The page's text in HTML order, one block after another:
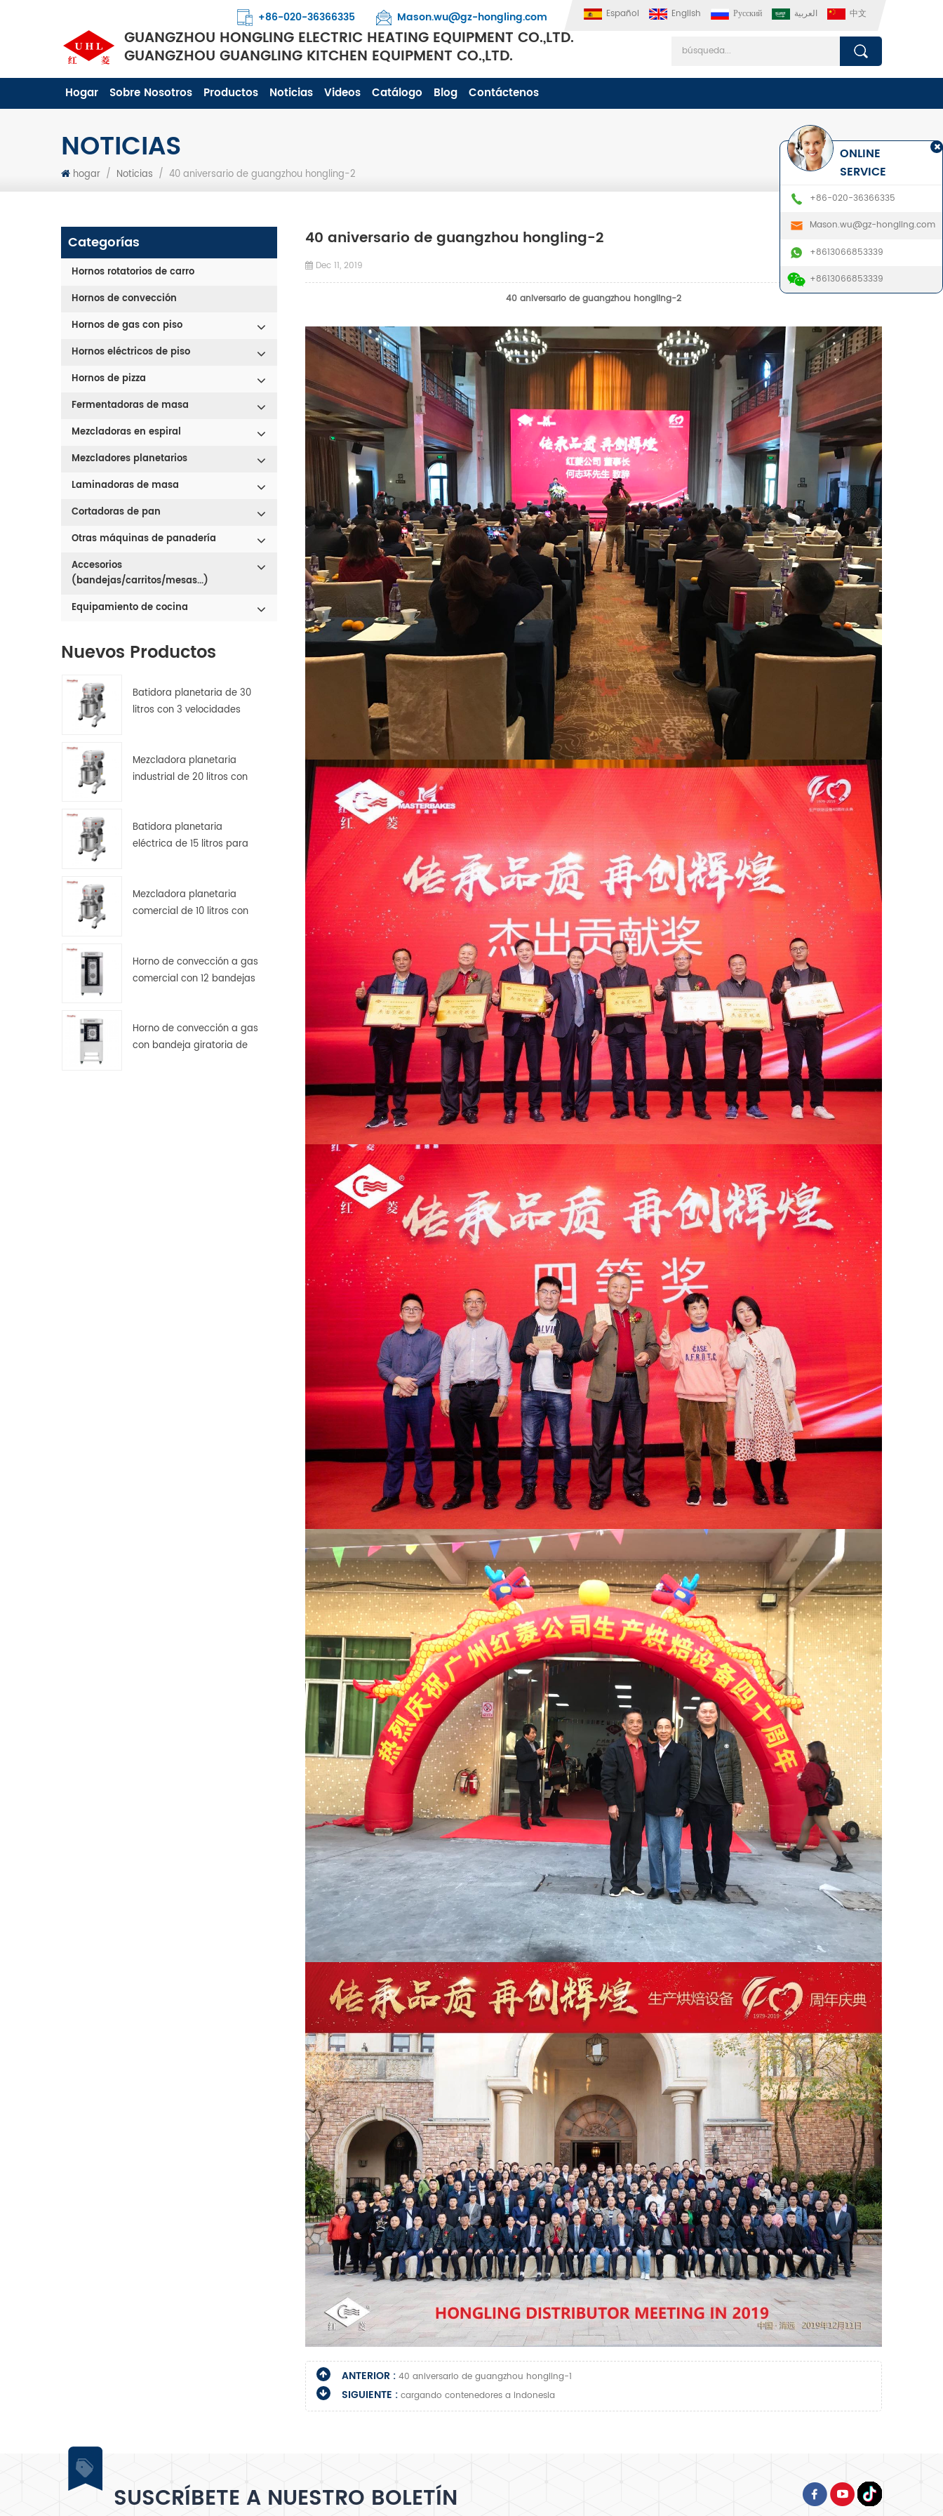
Español English Русский العربية 中文
+86-020-36366335 Mason.wu@gz-hongling.com
GUANGZHOU HONGLING ELECTRIC HEATING EQUIPMENT CO.,LTD.
GUANGZHOU GUANGLING KITCHEN EQUIPMENT CO.,LTD.
Hogar Sobre Nosotros Productos Noticias Videos Catálogo Blog Contáctenos
NOTICIAS
hogar / Noticias / 40 aniversario de guangzhou hongling-2
Categorías
Hornos rotatorios de carro
Hornos de convección
Hornos de gas con piso
Hornos eléctricos de piso
Hornos de pizza
Fermentadoras de masa
Mezcladoras en espiral
Mezcladores planetarios
Laminadoras de masa
Cortadoras de pan
Otras máquinas de panadería
Accesorios
(bandejas/carritos/mesas...)
Equipamiento de cocina
Nuevos Productos
Batidora planetaria de 30
litros con 3 velocidades
Mezcladora planetaria
industrial de 20 litros con
Batidora planetaria
eléctrica de 15 litros para
Mezcladora planetaria
comercial de 10 litros con
Horno de convección a gas
comercial con 12 bandejas
Horno de convección a gas
con bandeja giratoria de
40 aniversario de guangzhou hongling-2
Dec 11, 2019
40 aniversario de guangzhou hongling-2
ANTERIOR : 40 aniversario de guangzhou hongling-1
SIGUIENTE : cargando contenedores a indonesia
SUSCRÍBETE A NUESTRO BOLETÍN
ONLINE
SERVICE
+86-020-36366335
Mason.wu@gz-hongling.com
+8613066853339
+8613066853339